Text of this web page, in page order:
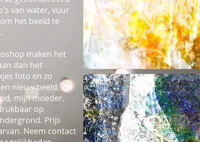
van water, vuur
het beeld te
maken het
dan het
foto en zo
nieuw beeld. Zo
mijn moeder.
op
Prijs
Neem contact